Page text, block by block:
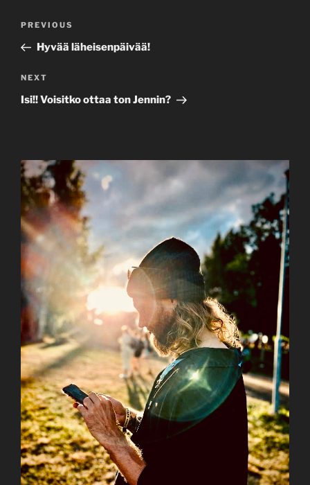
Previous
Post
PREVIOUS
Hyvää läheisenpäivää!
Next
Post
NEXT
Isi!! Voisitko ottaa ton Jennin?